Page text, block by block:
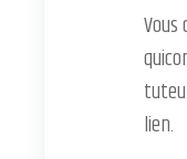
Vous
lien.